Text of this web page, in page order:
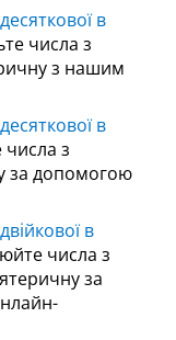
в
числа з
з нашим
в
з
за допомогою
в
числа з
за